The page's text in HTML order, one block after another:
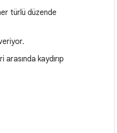
türlü düzende
kaydırıp